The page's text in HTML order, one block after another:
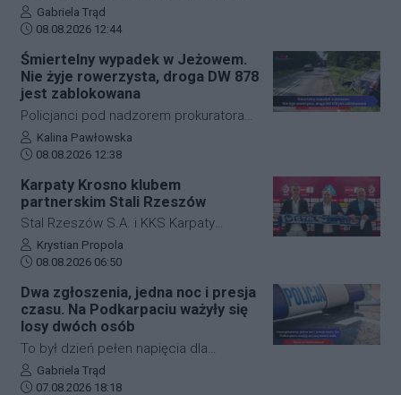
Jasło z Gorlicami muszą uzbroić się w
cierpliwość. Niespodziewane
zdarzenie drogowe w miejscowości
Przysieki doprowadziło do utrudnień na
drodze krajowej nr 28. Na miejscu
natychmiast pojawiła się policja, która
wprowadziła zmianę w organizacji
ruchu, by zabezpieczyć teren i uniknąć
Autor artykułu:
Gabriela Trąd
Data dodania artykułu:
08.08.2026 12:44
Śmiertelny wypadek w Jeżowem.
Nie żyje rowerzysta, droga DW 878
jest zablokowana
Policjanci pod nadzorem prokuratora
ustalają szczegółowe okoliczności
tragicznego wypadku, do którego
Jeżowe w powiecie niżańskim. W
wyniku zderzenia samochodu
osobowego z rowerzystą, śmierć na
miejscu poniósł kierujący jednośladem.
Droga wojewódzka nr 878 jest
całkowicie zablokowana.
Autor artykułu:
Kalina Pawłowska
Data dodania artykułu:
08.08.2026 12:38
Karpaty Krosno klubem
partnerskim Stali Rzeszów
Stal Rzeszów S.A. i KKS Karpaty
Krosno rozpoczęły oficjalną
współpracę. Kluby podpisały
długoterminową umowę partnerską,
która ma obejmować m.in. wymianę
doświadczeń, rozwój szkolenia
młodzieży oraz obserwację i
pozyskiwanie utalentowanych
zawodników z regionu.
Autor artykułu:
Krystian Propola
Data dodania artykułu:
08.08.2026 06:50
Dwa zgłoszenia, jedna noc i presja
czasu. Na Podkarpaciu ważyły się
losy dwóch osób
To był dzień pełen napięcia dla
funkcjonariuszy z powiatu niżańskiego.
W ciągu zaledwie kilkunastu godzin
Autor artykułu:
Gabriela Trąd
Data dodania artykułu:
07.08.2026 18:18